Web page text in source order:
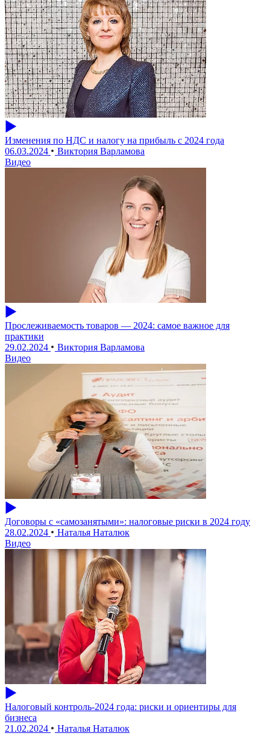
Изменения по НДС и налогу на прибыль с 2024 года
06.03.2024
Виктория Варламова
Видео
Прослеживаемость товаров — 2024: самое важное для
практики
29.02.2024
Виктория Варламова
Видео
Договоры с «самозанятыми»: налоговые риски в 2024 году
28.02.2024
Наталья Наталюк
Видео
Налоговый контроль-2024 года: риски и ориентиры для
бизнеса
21.02.2024
Наталья Наталюк